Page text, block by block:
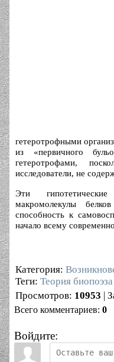
гетеротрофными
из «первичного
гетеротрофами,
исследователи, не
Эти
макромолекулы
способность к
начало всему
Категория:
Теги: Теория биопоэза
Просмотров: 10953 |
Всего комментариев: 0
Войдите: